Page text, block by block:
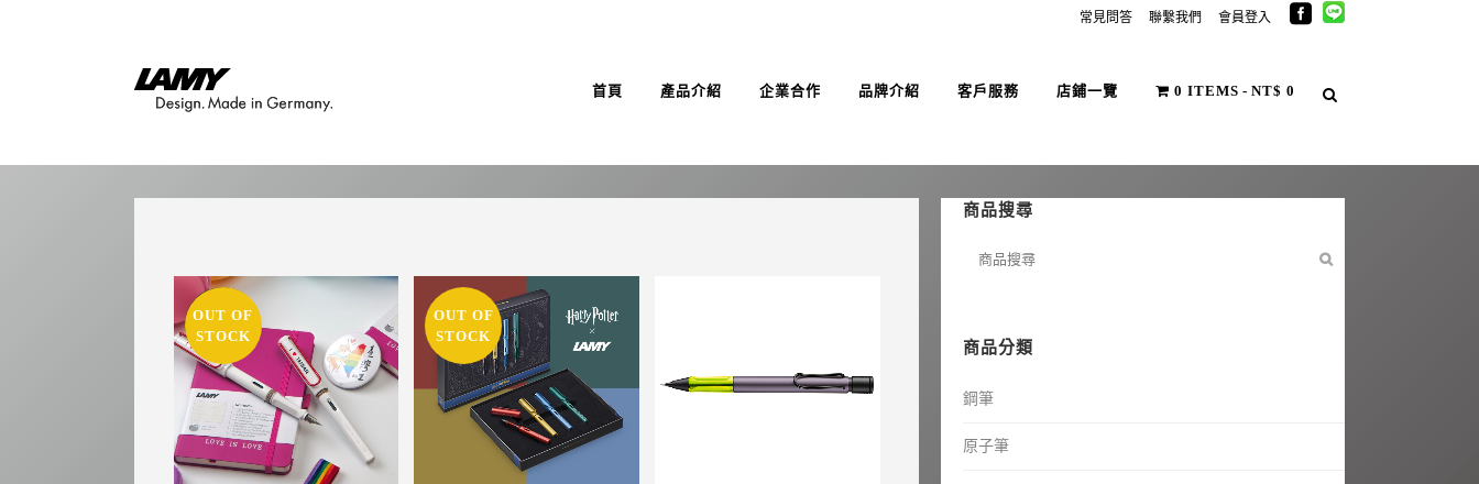
常見問答 聯繫我們 會員登入
首頁 產品介紹 企業合作 品牌介紹 客戶服務 店鋪一覽 0 ITEMS NT$ 0
SALE
OUT OF
STOCK
OUT OF
STOCK
商品搜尋
商品分類
鋼筆
原子筆